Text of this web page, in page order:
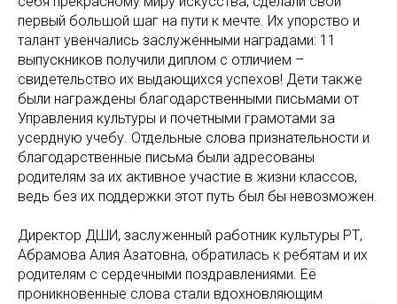
первый большой шаг на пути к мечте. Их упорство и
талант увенчались заслуженными наградами: 11
выпускников получили диплом с отличием –
свидетельство их выдающихся успехов! Дети также
были награждены благодарственными письмами от
Управления культуры и почетными грамотами за
усердную учебу. Отдельные слова признательности и
благодарственные письма были адресованы
родителям за их активное участие в жизни классов,
ведь без их поддержки этот путь был бы невозможен.
Директор ДШИ, заслуженный работник культуры РТ,
Абрамова Алия Азатовна, обратилась к ребятам и их
родителям с сердечными поздравлениями. Её
проникновенные слова стали вдохновляющим